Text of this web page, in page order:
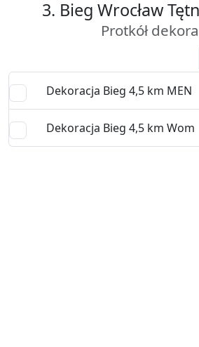
3. Bieg Wrocław
Protkół
Dekoracja Bieg 4,5 km MEN
Dekoracja Bieg 4,5 km Wom